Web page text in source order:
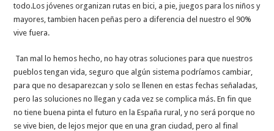
todo.Los jóvenes organizan rutas en bici, a pie, juegos para los niños y
mayores, tambien hacen peñas pero a diferencia del nuestro el 90%
vive fuera.
Tan mal lo hemos hecho, no hay otras soluciones para que nuestros
pueblos tengan vida, seguro que algún sistema podríamos cambiar,
para que no desaparezcan y solo se llenen en estas fechas señaladas,
pero las soluciones no llegan y cada vez se complica más. En fin que
no tiene buena pinta el futuro en la España rural, y no será porque no
se vive bien, de lejos mejor que en una gran ciudad, pero al final